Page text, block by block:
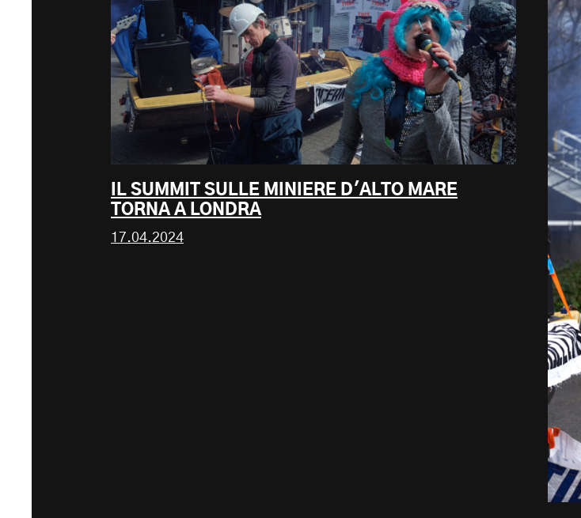
IL SUMMIT SULLE MINIERE D'ALTO MARE
TORNA A LONDRA
17.04.2024